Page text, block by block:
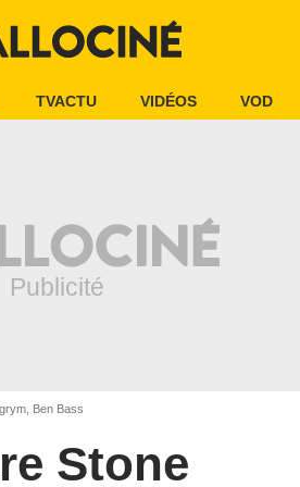
TVACTU VIDÉOS VOD
Ben Bass
Stone